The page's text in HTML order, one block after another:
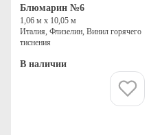
Блюмарин №6
1,06 м х 10,05 м
Италия, Флизелин, Винил горячего
тиснения
В наличии